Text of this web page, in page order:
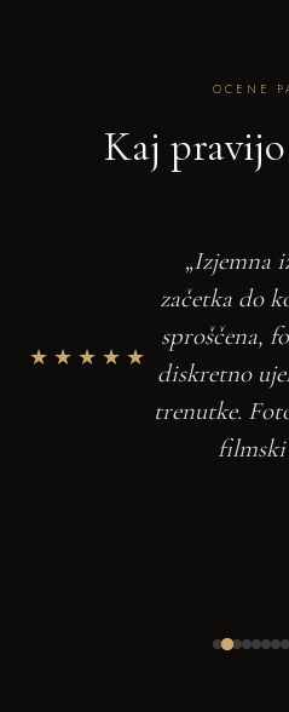
OCENE
Kaj pravijo
★★★★★
„Izjemna
začetka do
sproščena,
diskretno
trenutke.